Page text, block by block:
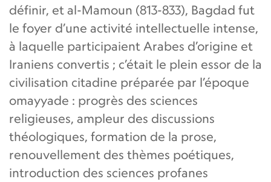
définir, et al-Mamoun (813-833), Bagdad fut
le foyer d’une activité intellectuelle intense,
à laquelle participaient Arabes d’origine et
Iraniens convertis ; c’était le plein essor de la
civilisation citadine préparée par l’époque
omayyade : progrès des sciences
religieuses, ampleur des discussions
théologiques, formation de la prose,
renouvellement des thèmes poétiques,
introduction des sciences profanes